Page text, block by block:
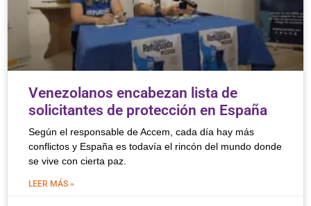
Venezolanos encabezan lista de
solicitantes de protección en España
Según el responsable de Accem, cada día hay más
conflictos y España es todavía el rincón del mundo donde
se vive con cierta paz.
LEER MÁS »